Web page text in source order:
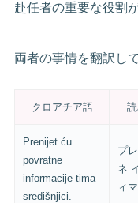
赴任者の重要な役割
両者の事情を翻訳し
クロアチア語
Prenijet ću
povratne
informacije tima
središnjici.
プ
ネ
ィ